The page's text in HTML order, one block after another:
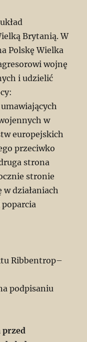
Brytanią. W
Polskę Wielka
wojnę
i udzielić
w
europejskich
przeciwko
strona
stronie
w działaniach
Ribbentrop–
podpisaniu
przed